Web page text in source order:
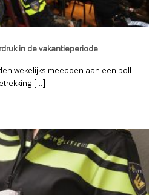
in de vakantieperiode
wekelijks meedoen aan een poll
[...]